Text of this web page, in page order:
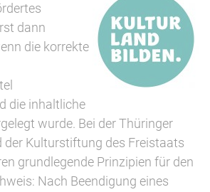
dann
die korrekte
die inhaltliche
wurde. Bei der Thüringer
der Kulturstiftung des Freistaats
grundlegende Prinzipien für den
Nach Beendigung eines